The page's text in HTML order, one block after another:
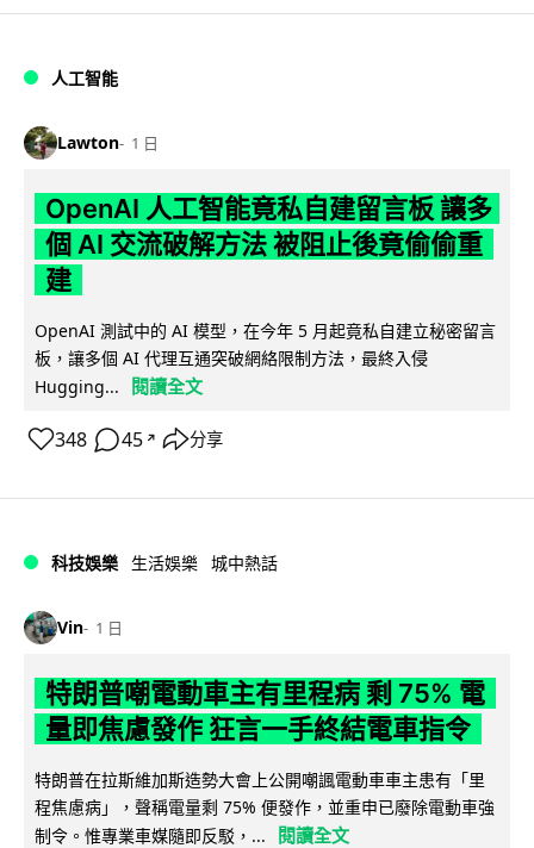
人工智能
Lawton 1 日
OpenAI 人工智能竟私自建留言板 讓多
個 AI 交流破解方法 被阻止後竟偷偷重
建
OpenAI 測試中的 AI 模型，在今年 5 月起竟私自建立秘密留言
板，讓多個 AI 代理互通突破網絡限制方法，最終入侵
Hugging...
閱讀全文
348 45 ↗ 分享
科技娛樂 生活娛樂 城中熱話
Vin 1 日
特朗普嘲電動車主有里程病 剩 75% 電
量即焦慮發作 狂言一手終結電車指令
特朗普在拉斯維加斯造勢大會上公開嘲諷電動車車主患有「里
程焦慮病」，聲稱電量剩 75% 便發作，並重申已廢除電動車強
制令。惟專業車媒隨即反駁，...
閱讀全文